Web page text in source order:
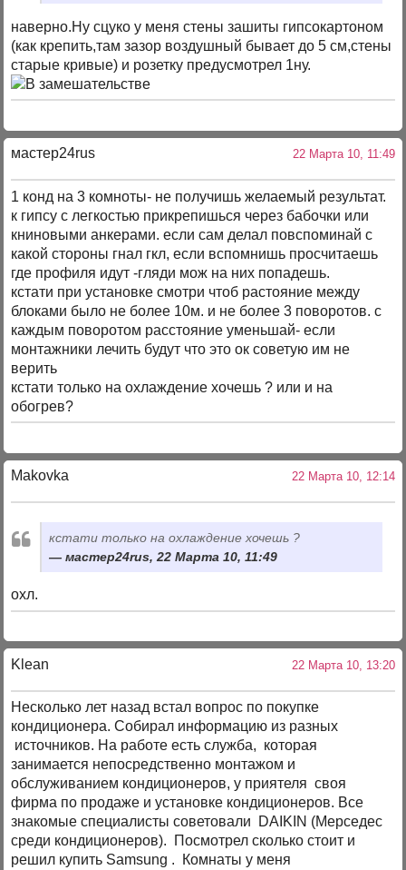
наверно.Ну сцуко у меня стены зашиты гипсокартоном
(как крепить,там зазор воздушный бывает до 5 см,стены
старые кривые) и розетку предусмотрел 1ну.
мастер24rus 22 Марта 10, 11:49
1 конд на 3 комноты- не получишь желаемый результат.
к гипсу с легкостью прикрепишься через бабочки или
книновыми анкерами. если сам делал повспоминай с
какой стороны гнал гкл, если вспомнишь просчитаешь
где профиля идут -гляди мож на них попадешь.
кстати при установке смотри чтоб растояние между
блоками было не более 10м. и не более 3 поворотов. с
каждым поворотом расстояние уменьшай- если
монтажники лечить будут что это ок советую им не
верить
кстати только на охлаждение хочешь ? или и на
обогрев?
Makovka 22 Марта 10, 12:14
кстати только на охлаждение хочешь ?
мастер24rus, 22 Марта 10, 11:49
охл.
Klean 22 Марта 10, 13:20
Несколько лет назад встал вопрос по покупке
кондиционера. Собирал информацию из разных
источников. На работе есть служба, которая
занимается непосредственно монтажом и
обслуживанием кондиционеров, у приятеля своя
фирма по продаже и установке кондиционеров. Все
знакомые специалисты советовали DAIKIN (Мерседес
среди кондиционеров). Посмотрел сколько стоит и
решил купить Samsung . Комнаты у меня